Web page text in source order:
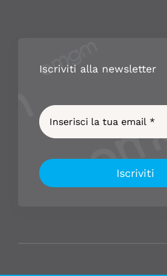
Iscriviti alla newsletter
Iscriviti